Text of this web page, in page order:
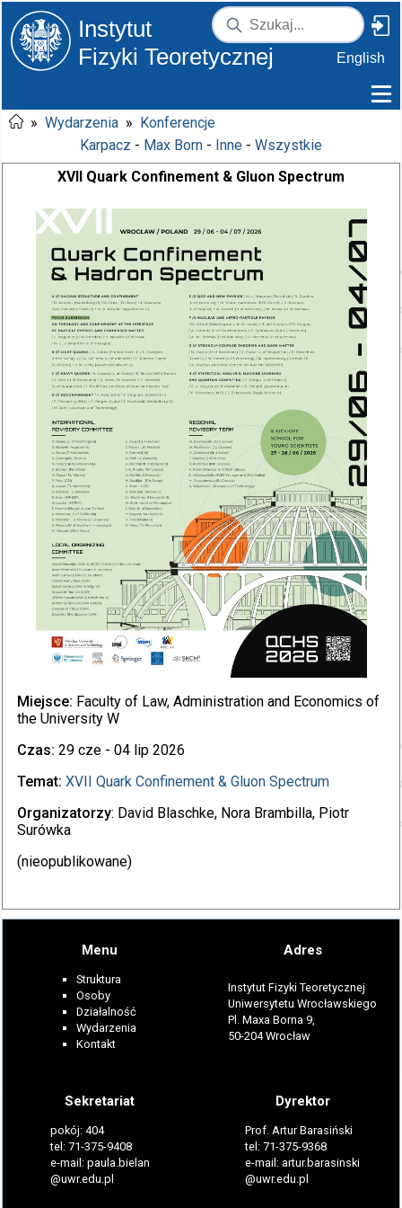
Instytut
Fizyki Teoretycznej
English
» Wydarzenia » Konferencje
Karpacz - Max Born - Inne - Wszystkie
XVII Quark Confinement & Gluon Spectrum
Miejsce: Faculty of Law, Administration and Economics of
the University W
Czas: 29 cze - 04 lip 2026
Temat: XVII Quark Confinement & Gluon Spectrum
Organizatorzy: David Blaschke, Nora Brambilla, Piotr
Surówka
(nieopublikowane)
Menu
Struktura
Osoby
Działalność
Wydarzenia
Kontakt
Adres
Instytut Fizyki Teoretycznej
Uniwersytetu Wrocławskiego
Pl. Maxa Borna 9,
50-204 Wrocław
Sekretariat
pokój: 404
tel: 71-375-9408
e-mail: paula.bielan
@uwr.edu.pl
Dyrektor
Prof. Artur Barasiński
tel: 71-375-9368
e-mail: artur.barasinski
@uwr.edu.pl